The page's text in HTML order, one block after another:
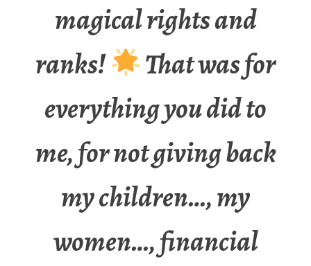
magical rights and
ranks!
That was for
everything you did to
me, for not giving back
my children…, my
women…, financial